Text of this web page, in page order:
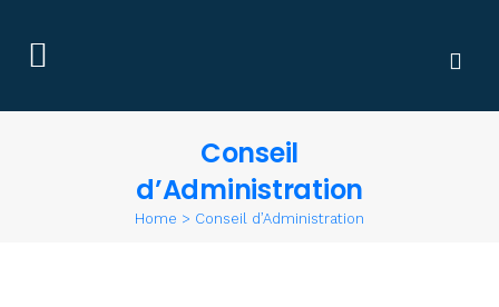
Conseil
d’Administration
Home > Conseil d’Administration